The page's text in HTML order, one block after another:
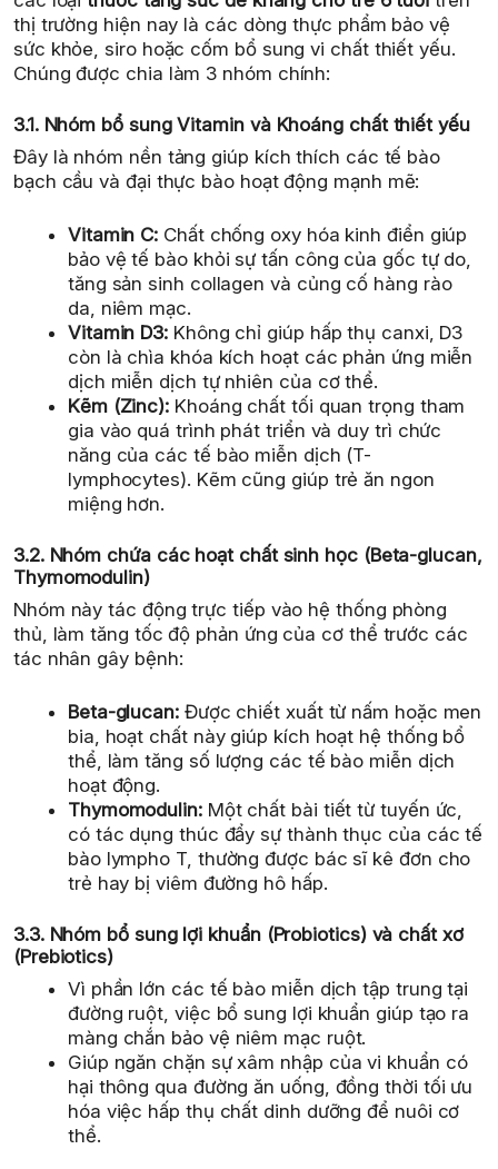
thị trường hiện nay là các dòng thực phẩm bảo vệ
sức khỏe, siro hoặc cốm bổ sung vi chất thiết yếu.
Chúng được chia làm 3 nhóm chính:
3.1. Nhóm bổ sung Vitamin và Khoáng chất thiết yếu
Đây là nhóm nền tảng giúp kích thích các tế bào
bạch cầu và đại thực bào hoạt động mạnh mẽ:
Vitamin C: Chất chống oxy hóa kinh điển giúp
bảo vệ tế bào khỏi sự tấn công của gốc tự do,
tăng sản sinh collagen và củng cố hàng rào
da, niêm mạc.
Vitamin D3: Không chỉ giúp hấp thụ canxi, D3
còn là chìa khóa kích hoạt các phản ứng miễn
dịch miễn dịch tự nhiên của cơ thể.
Kẽm (Zinc): Khoáng chất tối quan trọng tham
gia vào quá trình phát triển và duy trì chức
năng của các tế bào miễn dịch (T-
lymphocytes). Kẽm cũng giúp trẻ ăn ngon
miệng hơn.
3.2. Nhóm chứa các hoạt chất sinh học (Beta-glucan,
Thymomodulin)
Nhóm này tác động trực tiếp vào hệ thống phòng
thủ, làm tăng tốc độ phản ứng của cơ thể trước các
tác nhân gây bệnh:
Beta-glucan:Được chiết xuất từ nấm hoặc men
bia, hoạt chất này giúp kích hoạt hệ thống bổ
thể, làm tăng số lượng các tế bào miễn dịch
hoạt động.
Thymomodulin:Một chất bài tiết từ tuyến ức,
có tác dụng thúc đẩy sự thành thục của các tế
bào lympho T, thường được bác sĩ kê đơn cho
trẻ hay bị viêm đường hô hấp.
3.3. Nhóm bổ sung lợi khuẩn (Probiotics) và chất xơ
(Prebiotics)
Vì phần lớn các tế bào miễn dịch tập trung tại
đường ruột, việc bổ sung lợi khuẩn giúp tạo ra
màng chắn bảo vệ niêm mạc ruột.
Giúp ngăn chặn sự xâm nhập của vi khuẩn có
hại thông qua đường ăn uống, đồng thời tối ưu
hóa việc hấp thụ chất dinh dưỡng để nuôi cơ
thể.